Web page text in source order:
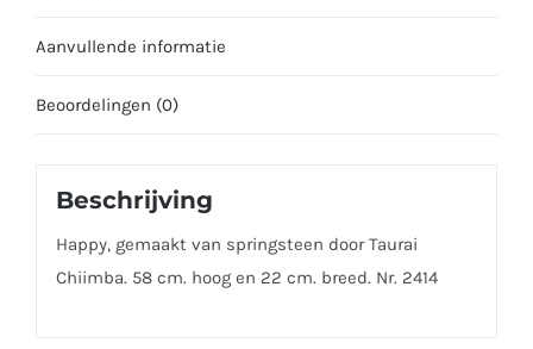
Aanvullende informatie
Beoordelingen (0)
Beschrijving
Happy, gemaakt van springsteen door Taurai
Chiimba. 58 cm. hoog en 22 cm. breed. Nr. 2414